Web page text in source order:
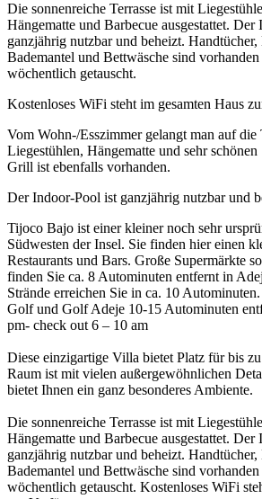
Die sonnenreiche Terrasse ist mit
Hängematte und Barbecue ausgestattet.
ganzjährig nutzbar und beheizt. Handtücher,
Bademantel und Bettwäsche sind
wöchentlich getauscht.
Kostenloses WiFi steht im gesamten Haus
Vom Wohn-/Esszimmer gelangt man auf die
Liegestühlen, Hängematte und sehr
Grill ist ebenfalls vorhanden.
Der Indoor-Pool ist ganzjährig nutzbar und
Tijoco Bajo ist einer kleiner noch sehr
Südwesten der Insel. Sie finden hier einen
Restaurants und Bars. Große Supermärkte
finden Sie ca. 8 Autominuten entfernt in
Strände erreichen Sie in ca. 10
Golf und Golf Adeje 10-15 Autominuten
pm- check out 6 – 10 am
Diese einzigartige Villa bietet Platz für bis zu
Raum ist mit vielen außergewöhnlichen
bietet Ihnen ein ganz besonderes Ambiente.
Die sonnenreiche Terrasse ist mit
Hängematte und Barbecue ausgestattet.
ganzjährig nutzbar und beheizt. Handtücher,
Bademantel und Bettwäsche sind
wöchentlich getauscht. Kostenloses WiFi